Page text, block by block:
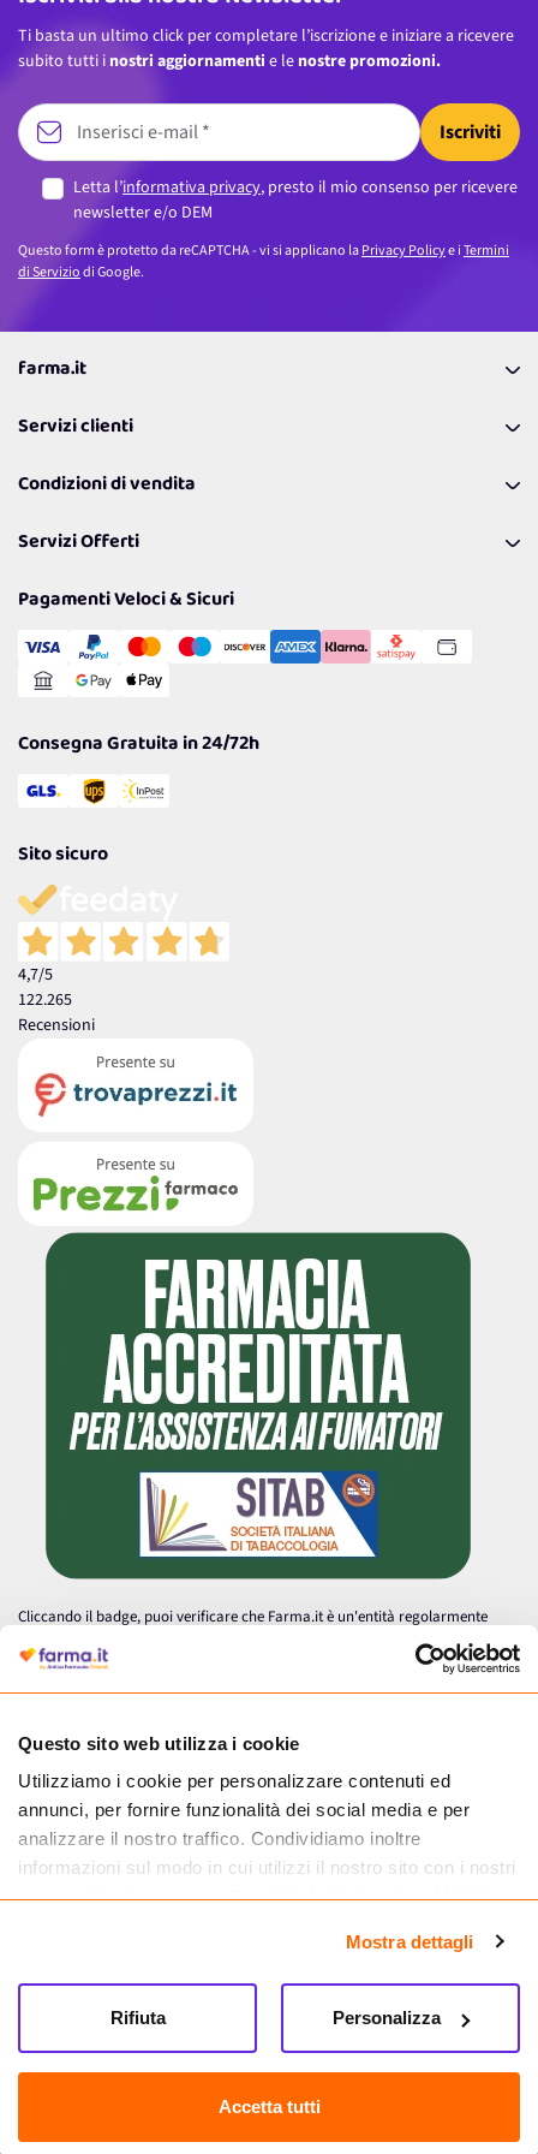
Questo sito web utilizza i cookie
Utilizziamo i cookie per personalizzare contenuti ed
annunci, per fornire funzionalità dei social media e per
analizzare il nostro traffico. Condividiamo inoltre
informazioni sul modo in cui utilizzi il nostro sito con i nostri
partner che si occupano di analisi dei dati web, pubblicità e
informazioni che hai fornito loro o che hanno raccolto dal
tuo utilizzo dei loro servizi.
Mostra dettagli
Accetta tutti
Personalizza
Rifiuta
Ti basta un ultimo click per completare l’iscrizione e iniziare a ricevere
subito tutti i nostri aggiornamenti e le nostre promozioni.
Iscriviti
Letta l’informativa privacy, presto il mio consenso per ricevere
newsletter e/o DEM
Questo form è protetto da reCAPTCHA - vi si applicano laPrivacy Policye iTermini
di Serviziodi Google.
farma.it
Coupon
Lavora con noi
Politiche per la parità di genere
Servizi clienti
Richiamami
Resi
Condizioni di vendita
Spedizioni
Cookie Policy
Gestisci Cookie
Servizi Offerti
Reso Facile e Veloce
Pagamenti Veloci & Sicuri
Consegna Gratuita in 24/72h
Sito sicuro
4,7/5
122.265
Recensioni
Cliccando il badge, puoi verificare che Farma.it è un'entità regolarmente
autorizzata dal Ministero della Salute a effettuare la vendita online di
medicinali.
Farma.it S.a.s. P. IVA 07417261216 REA: NA-884088
CREDITS
Sede legale Via delle Repubbliche Marinare 128, 80147 Napoli